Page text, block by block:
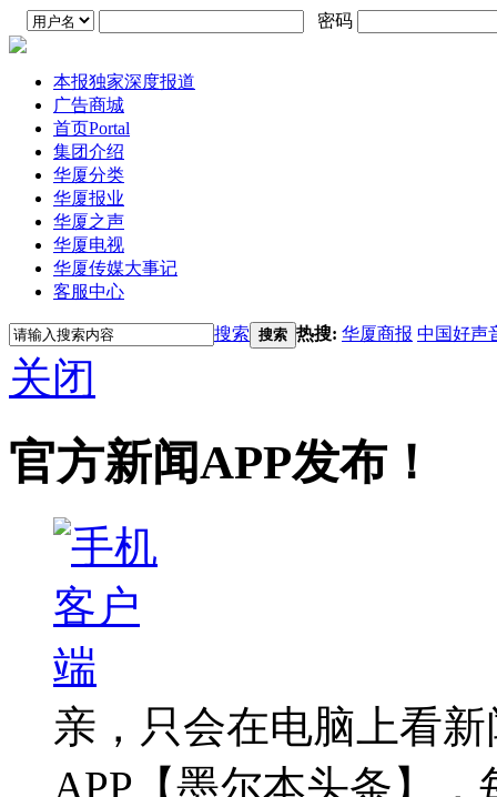
密码
本报独家深度报道
广告商城
首页Portal
集团介绍
华厦分类
华厦报业
华厦之声
华厦电视
华厦传媒大事记
客服中心
搜索 搜索 热搜: 华厦商报 中国好声
关闭
官方新闻APP发布！
亲，只会在电脑上看
APP【墨尔本头条】